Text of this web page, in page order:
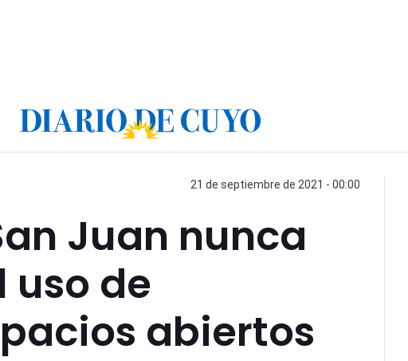
21 de septiembre de 2021 - 00:00
Juan nunca
de
abiertos